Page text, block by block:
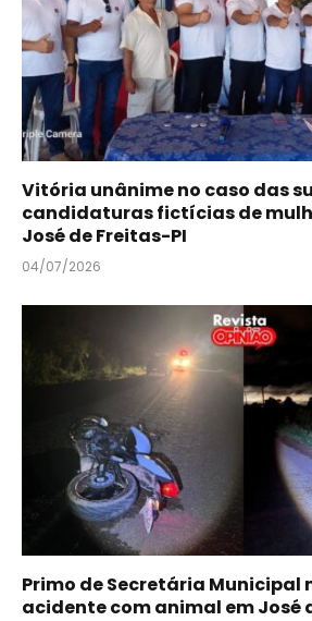
Vitória unânime no caso das
candidaturas fictícias de
José de Freitas-PI
04/07/2026
Primo de Secretária Municipal
acidente com animal em José